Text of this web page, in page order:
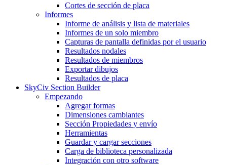
Cortes de sección de placa
Informes
Informe de análisis y lista de materiales
Informes de un solo miembro
Capturas de pantalla definidas por el usuario
Resultados nodales
Resultados de miembros
Exportar dibujos
Resultados de placa
SkyCiv Section Builder
Empezando
Agregar formas
Dimensiones cambiantes
Sección Propiedades y envío
Herramientas
Guardar y cargar secciones
Carga de biblioteca personalizada
Integración con otro software